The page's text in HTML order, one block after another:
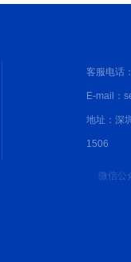
客服电话
E-mail：
地址：深
1506
微信公